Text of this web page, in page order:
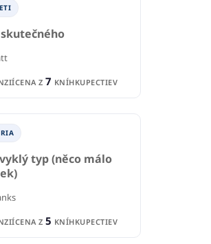
ODBORNÉ A NÁUČNÉ
Thomas C. Foster
CENA Z 7 KNÍHKUPECTIEV
typ (něco málo
CENA Z 5 KNÍHKUPECTIEV